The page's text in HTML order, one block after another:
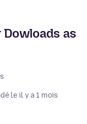
as
le il y a 1 mois